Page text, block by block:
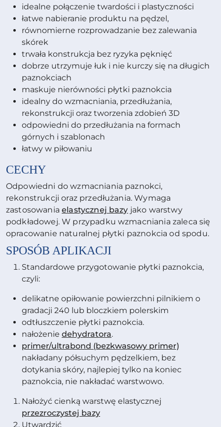
idealne połączenie twardości i plastyczności
łatwe nabieranie produktu na pędzel,
równomierne rozprowadzanie bez zalewania
skórek
trwała konstrukcja bez ryzyka pęknięć
dobrze utrzymuje łuk i nie kurczy się na długich
paznokciach
maskuje nierówności płytki paznokcia
idealny do wzmacniania, przedłużania,
rekonstrukcji oraz tworzenia zdobień 3D
odpowiedni do przedłużania na formach
górnych i szablonach
łatwy w piłowaniu
CECHY
Odpowiedni do wzmacniania paznokci,
rekonstrukcji oraz przedłużania. Wymaga
zastosowaniaelastycznej bazy jako warstwy
podkładowej. W przypadku wzmacniania zaleca się
opracowanie naturalnej płytki paznokcia od spodu.
SPOSÓB APLIKACJI
Standardowe przygotowanie płytki paznokcia,
czyli:
delikatne opiłowanie powierzchni pilnikiem o
gradacji 240 lub bloczkiem polerskim
odtłuszczenie płytki paznokcia.
nałożenie dehydratora.
primer/ultrabond (bezkwasowy primer)
nakładany półsuchym pędzelkiem, bez
dotykania skóry, najlepiej tylko na koniec
paznokcia, nie nakładać warstwowo.
Nałożyć cienką warstwę elastycznej
przezroczystej bazy
Utwardzić